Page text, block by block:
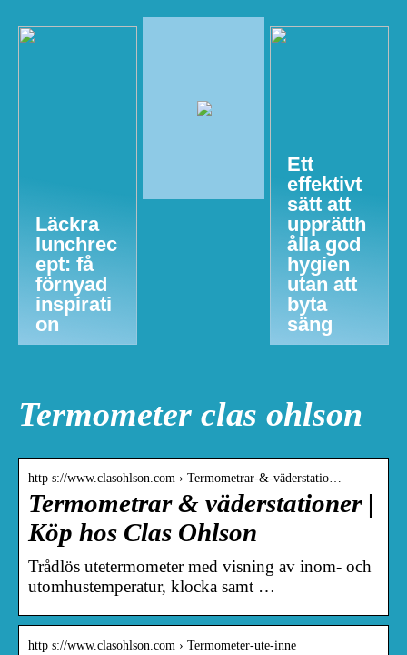
Läckra
lunchrec
ept: få
förnyad
inspirati
on
Ett
effektivt
sätt att
upprätth
ålla god
hygien
utan att
byta
säng
Termometer clas ohlson
http s://www.clasohlson.com › Termometrar-&-väderstatio…
Termometrar & väderstationer |
Köp hos Clas Ohlson
Trådlös utetermometer med visning av inom- och
utomhustemperatur, klocka samt …
http s://www.clasohlson.com › Termometer-ute-inne